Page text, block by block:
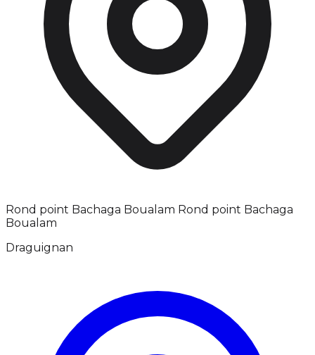
Rond point Bachaga Boualam Rond point Bachaga
Boualam
Draguignan